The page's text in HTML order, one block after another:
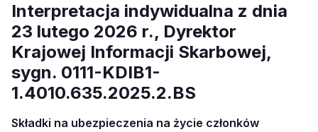
Interpretacja indywidualna z dnia
23 lutego 2026 r., Dyrektor
Krajowej Informacji Skarbowej,
sygn. 0111-KDIB1-
1.4010.635.2025.2.BS
Składki na ubezpieczenia na życie członków